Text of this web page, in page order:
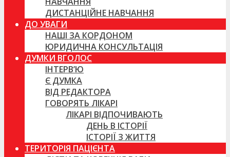
ДИСТАНЦІЙНЕ НАВЧАННЯ
ДО УВАГИ
НАШІ ЗА КОРДОНОМ
ЮРИДИЧНА КОНСУЛЬТАЦІЯ
ДУМКИ ВГОЛОС
ІНТЕРВ’Ю
Є ДУМКА
ВІД РЕДАКТОРА
ГОВОРЯТЬ ЛІКАРІ
ЛІКАРІ ВІДПОЧИВАЮТЬ
ДЕНЬ В ІСТОРІЇ
ІСТОРІЇ З ЖИТТЯ
ТЕРИТОРІЯ ПАЦІЄНТА